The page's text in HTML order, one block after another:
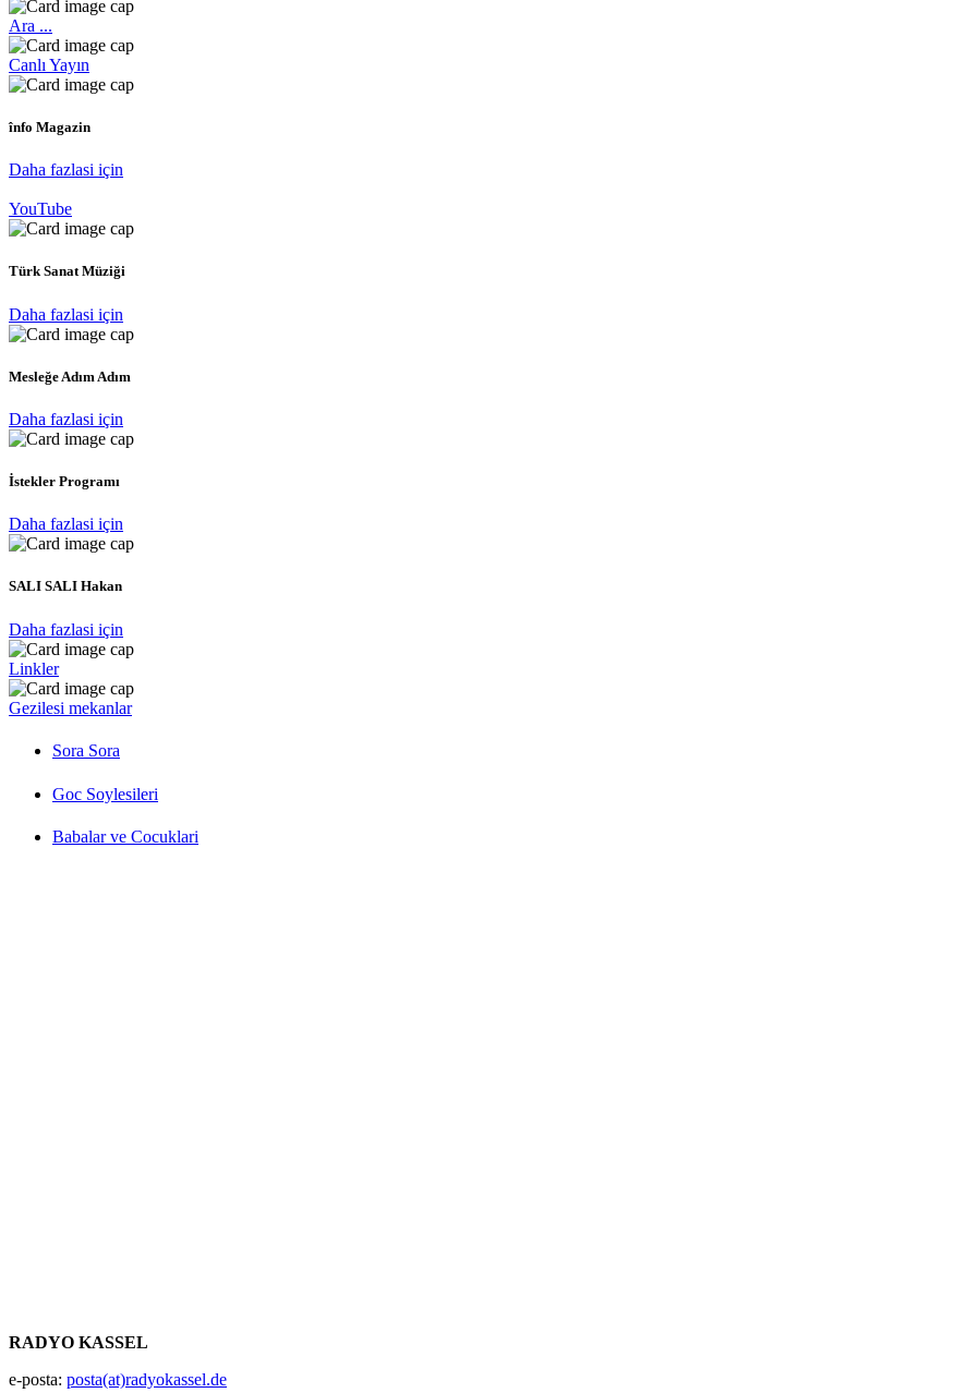
Ara ...
Canlı Yayın
înfo Magazin
Daha fazlasi için
YouTube
Türk Sanat Müziği
Daha fazlasi için
Mesleğe Adım Adım
Daha fazlasi için
İstekler Programı
Daha fazlasi için
SALI SALI Hakan
Daha fazlasi için
Linkler
Gezilesi mekanlar
Sora Sora
Goc Soylesileri
Babalar ve Cocuklari
RADYO KASSEL
e-posta: posta(at)radyokassel.de